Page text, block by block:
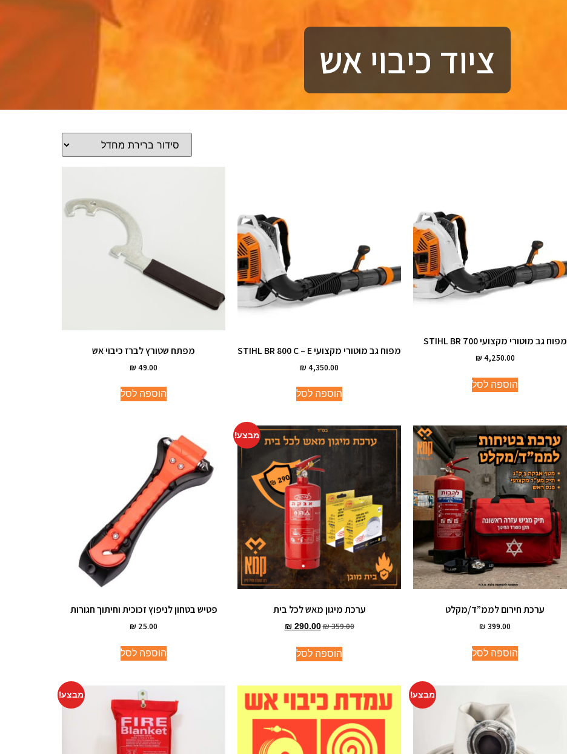
ציוד כיבוי אש
מפוח גב מוטורי מקצועי STIHL BR 700
₪ 4,250.00
הוספה לסל
מפוח גב מוטורי מקצועי STIHL BR 800 C – E
₪ 4,350.00
הוספה לסל
מפתח שטורץ לברז כיבוי אש
₪ 49.00
הוספה לסל
ערכת חירום לממ”ד/מקלט
₪ 399.00
הוספה לסל
מבצע!
ערכת מיגון מאש לכל בית
₪359.00
₪290.00
הוספה לסל
פטיש בטחון לניפוץ זכוכית וחיתוך חגורות
₪ 25.00
הוספה לסל
מבצע! מבצע!